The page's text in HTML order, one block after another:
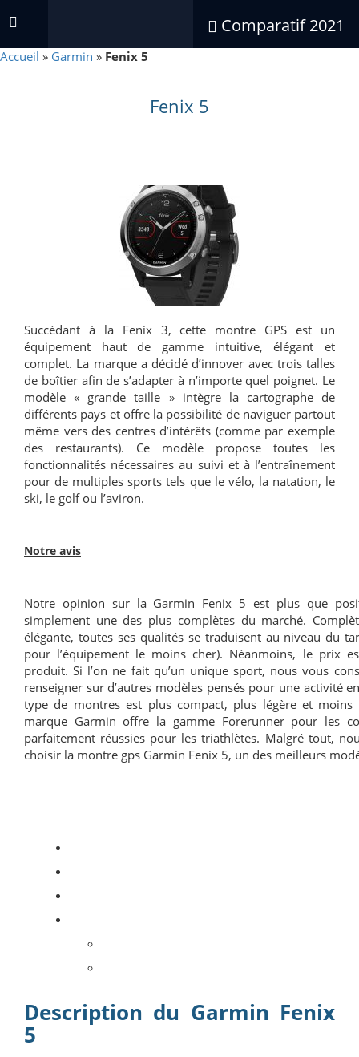
Comparatif 2021
Accueil » Garmin » Fenix 5
Fenix 5
Succédant à la Fenix 3, cette montre GPS est un
équipement haut de gamme intuitive, élégant et
complet. La marque a décidé d’innover avec trois talles
de boîtier afin de s’adapter à n’importe quel poignet. Le
modèle « grande taille » intègre la cartographe de
différents pays et offre la possibilité de naviguer partout
même vers des centres d’intérêts (comme par exemple
des restaurants). Ce modèle propose toutes les
fonctionnalités nécessaires au suivi et à l’entraînement
pour de multiples sports tels que le vélo, la natation, le
ski, le golf ou l’aviron.
Notre avis
Notre opinion sur la Garmin Fenix 5 est plus que
simplement une des plus complètes du marché.
élégante, toutes ses qualités se traduisent au niveau du
pour l’équipement le moins cher). Néanmoins, le prix
produit. Si l’on ne fait qu’un unique sport, nous vous
renseigner sur d’autres modèles pensés pour une activité
type de montres est plus compact, plus légère et moins
marque Garmin offre la gamme Forerunner pour les
parfaitement réussies pour les triathlètes. Malgré tout,
choisir la montre gps Garmin Fenix 5, un des meilleurs
Description du Garmin Fenix
5